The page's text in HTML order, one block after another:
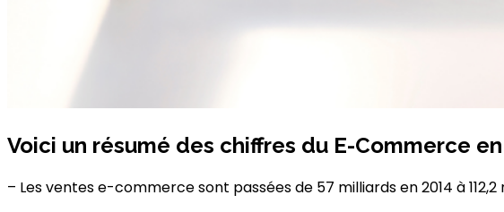
Voici un résumé des chiffres du E-Commerce
– Les ventes e-commerce sont passées de 57 milliards en 2014 à